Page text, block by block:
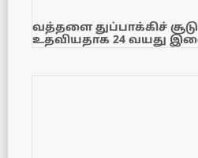
வத்தளை துப்பாக்கிச்
உதவியதாக 24 வயது